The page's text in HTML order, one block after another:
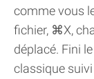
comme vous
fichier, ⌘X,
déplacé. Fini
classique